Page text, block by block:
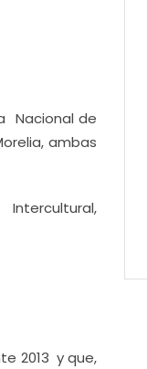
Nacional de
ambas
Intercultural,
2013 y que,